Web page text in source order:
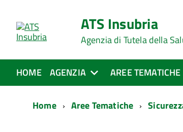
ATS Insubria
Agenzia di Tutela della
HOME AGENZIA AREE TEMATICHE
Home Aree Tematiche